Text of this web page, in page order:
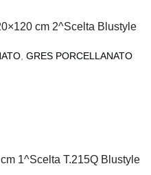
cm 2^Scelta Blustyle
GRES PORCELLANATO
1^Scelta T.215Q Blustyle